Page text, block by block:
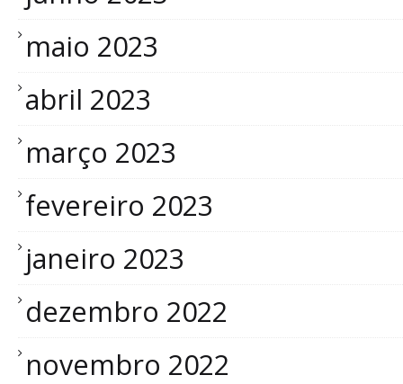
maio 2023
abril 2023
março 2023
fevereiro 2023
janeiro 2023
dezembro 2022
novembro 2022